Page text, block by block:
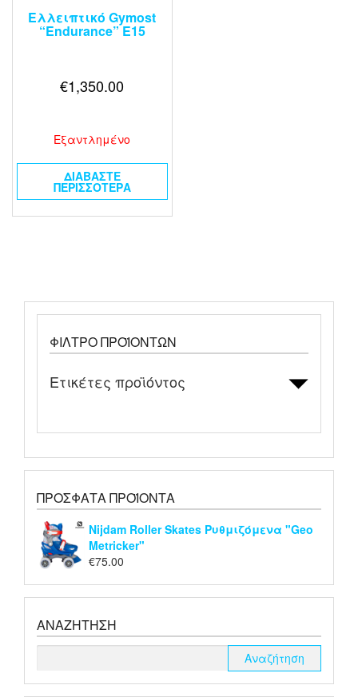
Ελλειπτικό Gymost
“Endurance” E15
€1,350.00
Εξαντλημένο
ΔΙΑΒΆΣΤΕ
ΠΕΡΙΣΣΌΤΕΡΑ
ΦΊΛΤΡΟ ΠΡΟΪΌΝΤΩΝ
Ετικέτες προϊόντος
ΠΡΌΣΦΑΤΑ ΠΡΟΪΌΝΤΑ
Nijdam Roller Skates Ρυθμιζόμενα "Geo
Metricker"
€75.00
ΑΝΑΖΉΤΗΣΗ